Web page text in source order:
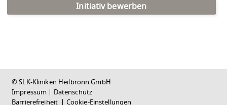
Initiativ bewerben
© SLK-Kliniken Heilbronn GmbH
Impressum | Datenschutz
Barrierefreiheit | Cookie-Einstellungen